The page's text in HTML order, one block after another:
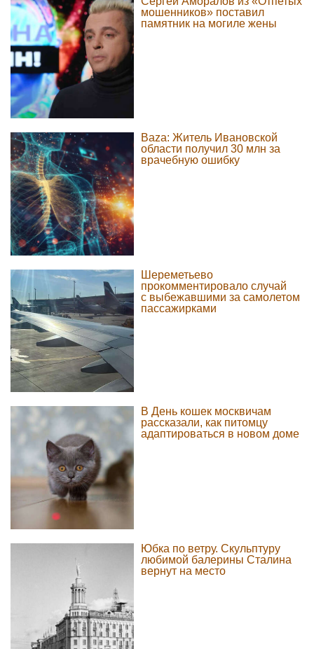
мошенников» поставил
памятник на могиле жены
Baza: Житель Ивановской
области получил 30 млн за
врачебную ошибку
Шереметьево
прокомментировало случай
с выбежавшими за самолетом
пассажирками
В День кошек москвичам
рассказали, как питомцу
адаптироваться в новом доме
Юбка по ветру. Скульптуру
любимой балерины Сталина
вернут на место